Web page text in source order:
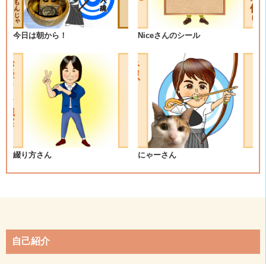
ー
シ
ョ
ン
今日は朝から！ Niceさんのシール
綴り方さん にゃーさん
自己紹介